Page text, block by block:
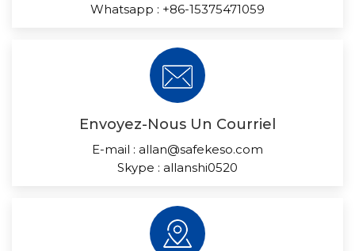
Whatsapp : +86-15375471059
Envoyez-Nous Un Courriel
E-mail : allan@safekeso.com
Skype : allanshi0520